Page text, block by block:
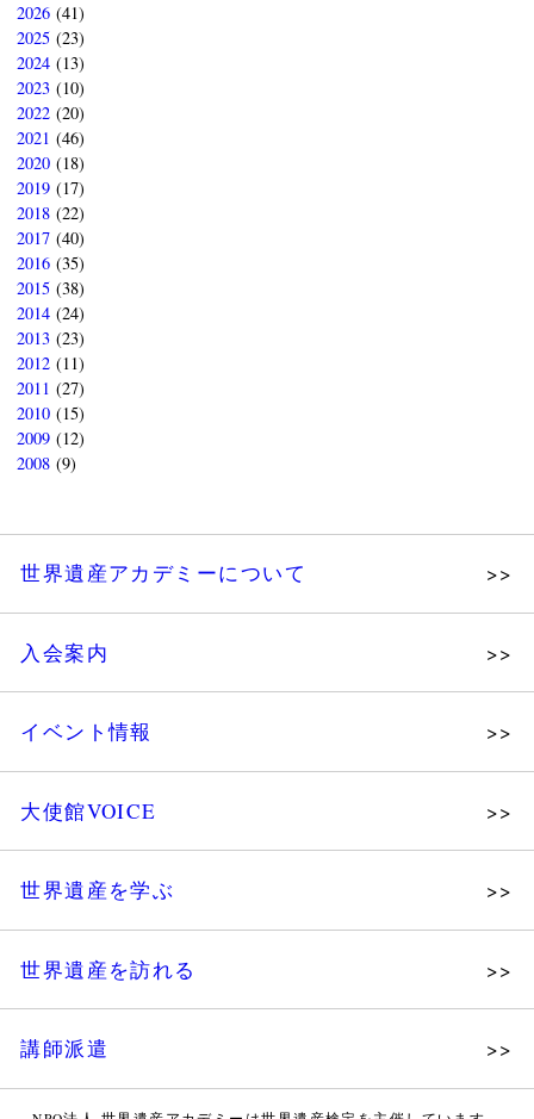
2026(41)
2025(23)
2024(13)
2023(10)
2022(20)
2021 (46)
2020(18)
2019(17)
2018(22)
2017(40)
2016(35)
2015(38)
2014(24)
2013(23)
2012(11)
2011 (27)
2010(15)
2009(12)
2008(9)
世界遺産アカデミーについて
組織図・役員
法人会員・協賛団体／公認団体
入会案内
イベント情報
展示会
ツアー情報
大使館VOICE
世界遺産を学ぶ
世界遺産検定 公式HP
世界遺産を訪れる
講師派遣
WHA認定講師について